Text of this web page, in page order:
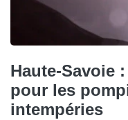
Haute-Savoie
pour les
intempéries